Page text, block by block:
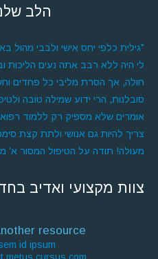
הלב
"גילית כלפי יחס אישי ולבבי מהול
לי היה ללא רבב אתה נעים הליכות
חולה, אך הסרת מליבי כל פחדים
סובלנות, הרי ידוע שמילה טובה
אומרים שלא מספיק רק ללמוד
צריך להיות גם אנושי ולתת קצת
מעולה! תודה על הטיפול המסור א'
צוות מקצועי ואדיב
resource
id ipsum.